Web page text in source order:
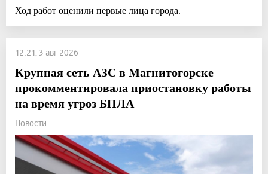
Ход работ оценили первые лица города.
12:21, 3 авг 2026
Крупная сеть АЗС в Магнитогорске
прокомментировала приостановку работы
на время угроз БПЛА
Новости